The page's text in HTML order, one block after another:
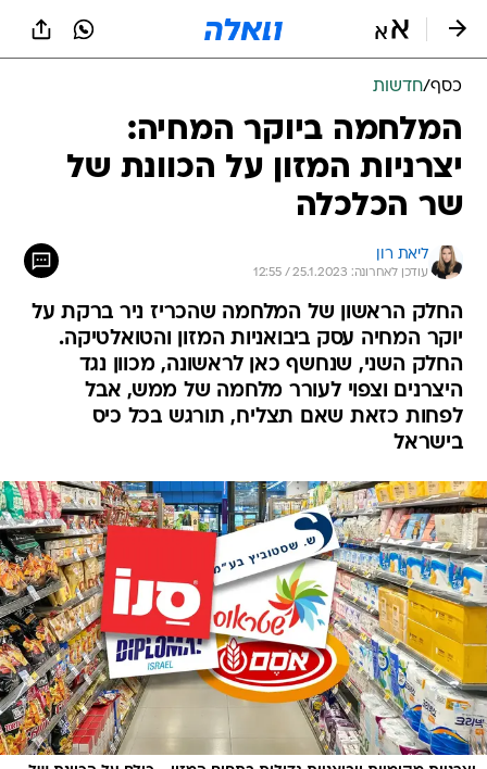
כסף/חדשות
המלחמה ביוקר המחיה:
יצרניות המזון על הכוונת של
שר הכלכלה
ליאת רון
עודכן לאחרונה: 25.1.2023 / 12:55
החלק הראשון של המלחמה שהכריז ניר ברקת על
יוקר המחיה עסק ביבואניות המזון והטואלטיקה.
החלק השני, שנחשף כאן לראשונה, מכוון נגד
היצרנים וצפוי לעורר מלחמה של ממש, אבל
לפחות כזאת שאם תצליח, תורגש בכל כיס
בישראל